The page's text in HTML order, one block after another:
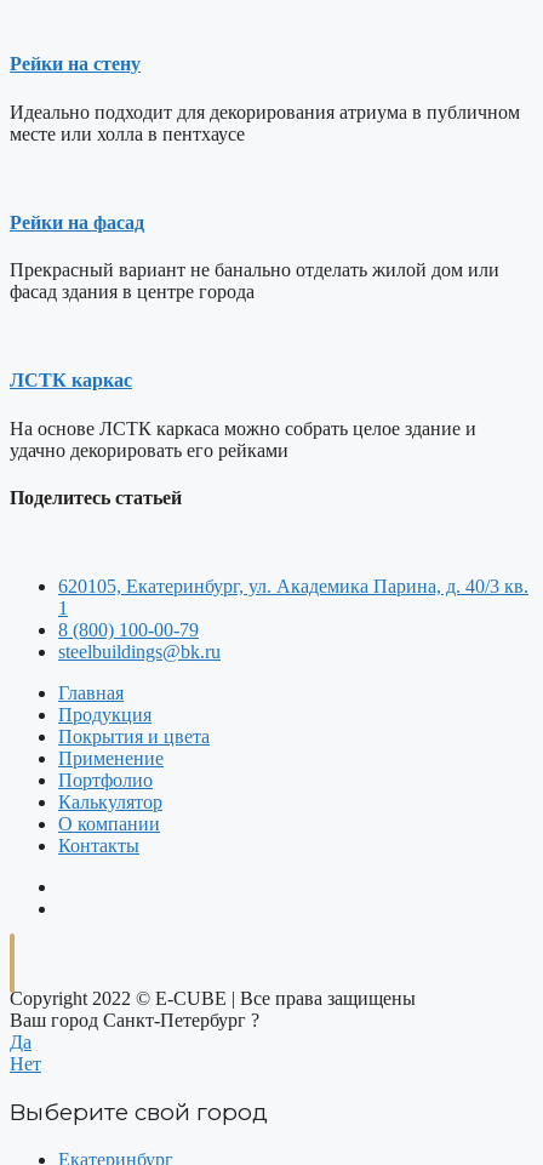
Рейки на стену
Идеально подходит для декорирования атриума в публичном
месте или холла в пентхаусе
Рейки на фасад
Прекрасный вариант не банально отделать жилой дом или
фасад здания в центре города
ЛСТК каркас
На основе ЛСТК каркаса можно собрать целое здание и
удачно декорировать его рейками
Поделитесь статьей
620105, Екатеринбург, ул. Академика Парина, д. 40/3 кв.
1
8 (800) 100-00-79
steelbuildings@bk.ru
Главная
Продукция
Покрытия и цвета
Применение
Портфолио
Калькулятор
О компании
Контакты
Copyright 2022 © E-CUBE | Все права защищены
Ваш город Санкт-Петербург ?
Да
Нет
Выберите свой город
Екатеринбург